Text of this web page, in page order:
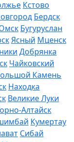
Кстово
Бердск
Бугуруслан
Ясный Мценск
Добрянка
Чайковский
Камень
Находка
Великие Луки
Алтайск
Кумертау
Сибай